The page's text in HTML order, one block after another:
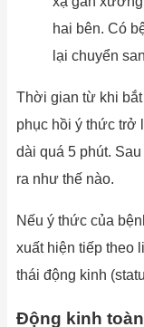
hai bên. Có
lại chuyển
Thời gian từ khi
phục hồi ý thức trở
dài quá 5 phút.
ra như thế nào.
Nếu ý thức của
xuất hiện tiếp theo
thái động kinh
Động kinh